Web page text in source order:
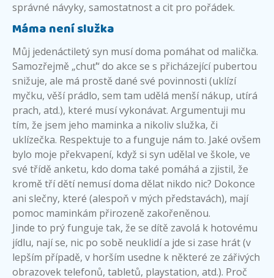
správné návyky, samostatnost a cit pro pořádek.
Máma není služka
Můj jedenáctiletý syn musí doma pomáhat od malička.
Samozřejmě „chuť“ do akce se s přicházející pubertou
snižuje, ale má prostě dané své povinnosti (uklízí
myčku, věší prádlo, sem tam udělá menší nákup, utírá
prach, atd.), které musí vykonávat. Argumentuji mu
tím, že jsem jeho maminka a nikoliv služka, či
uklízečka. Respektuje to a funguje nám to. Jaké ovšem
bylo moje překvapení, když si syn udělal ve škole, ve
své třídě anketu, kdo doma také pomáhá a zjistil, že
kromě tří dětí nemusí doma dělat nikdo nic? Dokonce
ani slečny, které (alespoň v mých představách), mají
pomoc maminkám přirozeně zakořeněnou.
Jinde to prý funguje tak, že se dítě zavolá k hotovému
jídlu, nají se, nic po sobě neuklidí a jde si zase hrát (v
lepším případě, v horším usedne k některé ze zářivých
obrazovek telefonů, tabletů, playstation, atd.). Proč